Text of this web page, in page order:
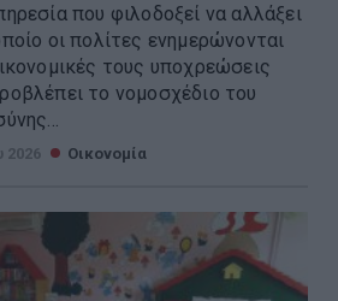
που φιλοδοξεί να αλλάξει
οι πολίτες ενημερώνονται
τους υποχρεώσεις
το νομοσχέδιο του
2026 Οικονομία